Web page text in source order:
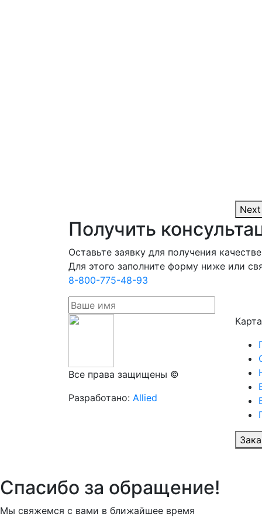
Next
Получить
Оставьте заявку для получения
Для этого заполните форму ниже или
8-800-775-48-93
Все права защищены ©
Разработано: Allied
Спасибо за обращение!
Мы свяжемся с вами в ближайшее время